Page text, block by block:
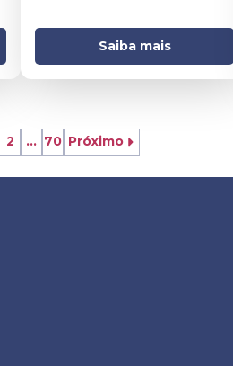
Saiba mais
2 ... 70 Próximo